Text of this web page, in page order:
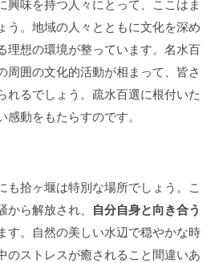
興味を持つ人々にとって、ここはま
う。地域の人々とともに文化を深め
理想の環境が整っています。名水百
周囲の文化的活動が相まって、皆さ
れるでしょう。疏水百選に根付いた
動をもたらすのです。
も拾ヶ堰は特別な場所でしょう。こ
ら解放され、 自分自身と向き合う
す。自然の美しい水辺で穏やかな時
のストレスが癒されること間違いあ